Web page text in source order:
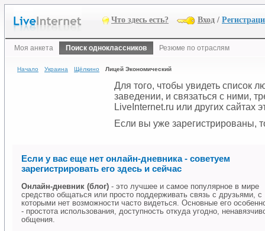
Что здесь есть? Вход /
Моя анкета Поиск одноклассников Резюме по отраслям
Начало Украина Щёлкино Лицей Экономический
Для того, чтобы увидеть список
заведении, и связаться с ними,
LiveInternet.ru или других сайтах
Если вы уже зарегистрированы,
Если у вас еще нет онлайн-дневника - советуем
зарегистрировать его здесь и сейчас
Онлайн-дневник (блог) - это лучшее и самое популярное в мире
средство общаться или просто поддерживать связь с друзьями, с
которыми нет возможности часто видеться. Основные его
- простота использования, доступность откуда угодно,
общения.